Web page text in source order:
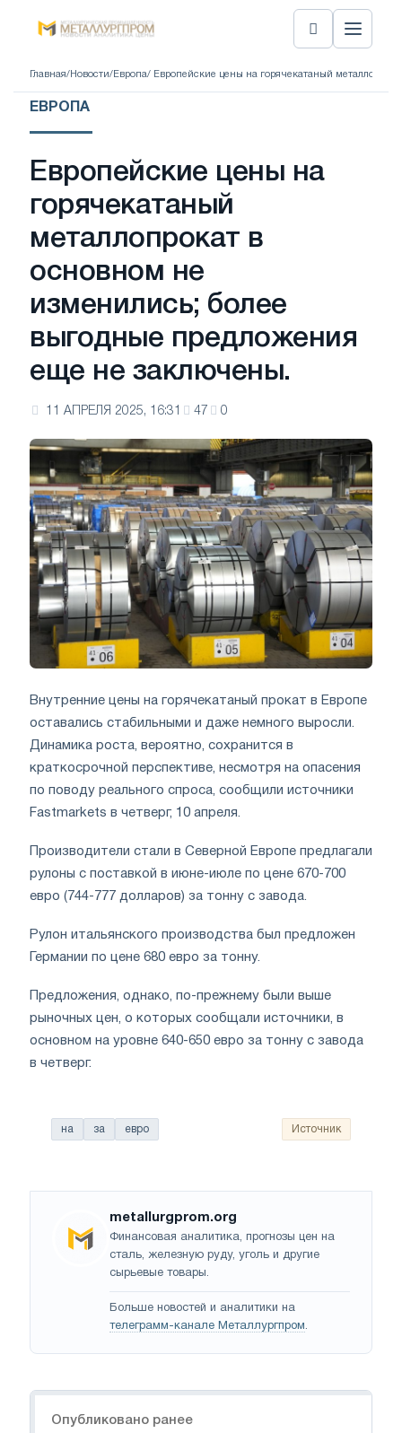
Главная/ Новости/ Европа/ Европейские цены на горячекатаный
ЕВРОПА
Европейские цены на
горячекатаный
металлопрокат в
основном не
изменились; более
выгодные предложения
еще не заключены.
11 АПРЕЛЯ 2025, 16:31 47 0
Внутренние цены на горячекатаный прокат в Европе
оставались стабильными и даже немного выросли.
Динамика роста, вероятно, сохранится в
краткосрочной перспективе, несмотря на опасения
по поводу реального спроса, сообщили источники
Fastmarkets в четверг, 10 апреля.
Производители стали в Северной Европе предлагали
рулоны с поставкой в июне-июле по цене 670-700
евро (744-777 долларов) за тонну с завода.
Рулон итальянского производства был предложен
Германии по цене 680 евро за тонну.
Предложения, однако, по-прежнему были выше
рыночных цен, о которых сообщали источники, в
основном на уровне 640-650 евро за тонну с завода
в четверг.
на за евро Источник
metallurgprom.org
Финансовая аналитика, прогнозы цен на
сталь, железную руду, уголь и другие
сырьевые товары.
Больше новостей и аналитики на
телеграмм-канале Металлургпром.
Опубликовано ранее